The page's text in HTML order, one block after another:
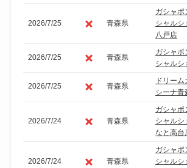
2026/7/25 青森県
ガシャポ
シャルシ
八戸店
2026/7/25 青森県
ガシャポ
シャルシ
2026/7/25 青森県
ドリー
シーナ青
2026/7/24 青森県
ガシャポ
シャルシ
なと高台
2026/7/24 青森県
ガシャポ
シャルシ